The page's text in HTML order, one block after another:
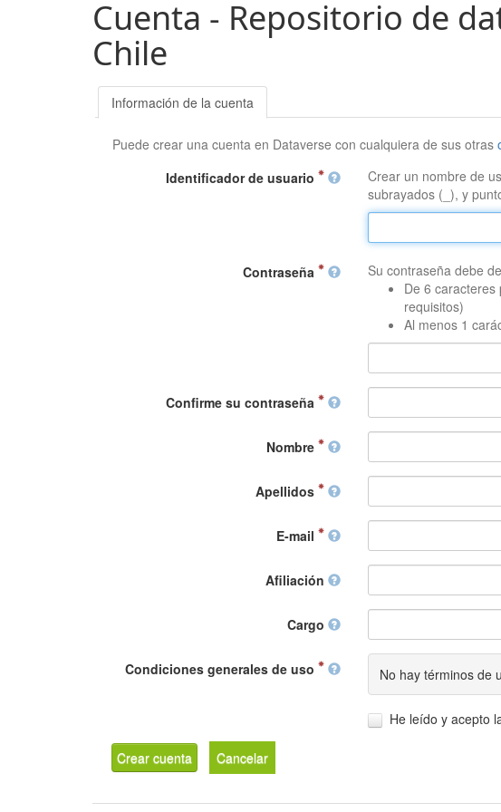
Cuenta - Repositorio de
Chile
Información de la cuenta
Puede crear una cuenta en Dataverse con cualquiera de sus otras
Identificador de usuario
Crear un nombre de
subrayados (_), y
Contraseña
Su contraseña debe
De 6
requisitos)
Al menos 1
Confirme su contraseña
Nombre
Apellidos
E-mail
Afiliación
Cargo
Condiciones generales de uso No hay términos de
He leído y acepto
Crear cuenta Cancelar